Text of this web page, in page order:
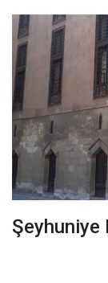
Şeyhuniye